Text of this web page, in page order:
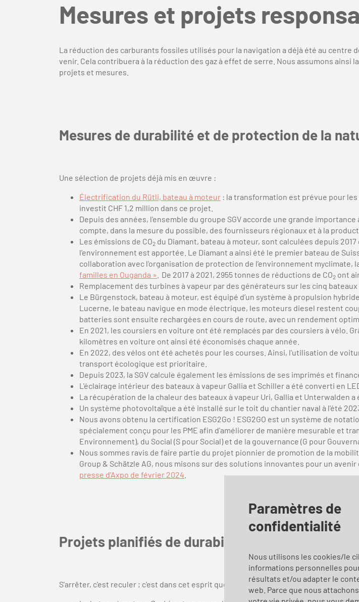
Paramètres de
confidentialité
Nous utilisons les cookies/le
informations personnelles
résultats et/ou adapter le
web. Parce que nous
Mesures et projets
La réduction des carburants fossiles utilisés pour la navigation a déjà été au centre
venir. Cela contribuera à la réduction des gaz à effet de serre. Nous assumons ainsi
projets et mesures.
Mesures de durabilité et de protection de la
Une sélection de projets déjà mis en œuvre :
Électrification du Rütli, bateau à moteur : la transformation est prévue pour
investit CHF 1,2 million dans ce projet.
Depuis des années, l'ensemble du groupe SGV accorde une grande
compte, dans la mesure du possible, des fournisseurs régionaux et à la
Les émissions de CO2 du Diamant, bateau à moteur, sont calculées depuis
l’environnement est apportée. Le Diamant a ainsi été le premier bateau de
collaboration avec l'organisation de protection de l’environnement myclimate,
familles en Ouganda »
. De 2017 à 2021, 2955 tonnes de réductions de CO2 ont
Remplacement des turbines à vapeur par des générateurs sur les cinq
Le Bürgenstock, bateau à moteur, est équipé d’un système à propulsion
Lucerne, le bateau navigue en mode électrique, les moteurs diesel restent
batteries sont ensuite rechargées en cours de route, avec un rendement
En 2021, les coursiers en voiture ont été remplacés par des coursiers à vélo.
kilomètres en voiture ont ainsi été économisés chaque année.
En 2022, des vélos ont été achetés pour les courses. Ainsi, l'utilisation de
transport écologique est prioritaire.
Depuis 2023, la SGV calcule également les émissions de ses imprimés et
L'éclairage intérieur des bateaux à vapeur Gallia et Schiller a été converti en
La récupération de la chaleur des bateaux à vapeur Uri, Gallia et Unterwalden
Un système photovoltaïque a été installé sur le toit du chantier naval à l'été
Nous avons obtenu la certification ESG2Go ! ESG2GO est un système de
spécialement conçu pour les PME afin d'améliorer de manière mesurable et
Environnement), du Social (S pour Social) et de la gouvernance (G pour
Nous sommes ravis de faire partie du projet pionnier de promotion de la
Group & Schätzle AG, nous misons sur des solutions innovantes pour un
presse d'Axpo de février 2024
Projets planifiés de durabilité et de protection
S'arrêter, c'est reculer ; c'est dans cet esprit que la SGV étudie en permanence de